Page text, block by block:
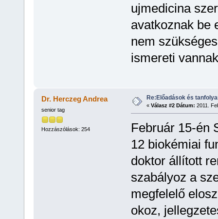
ujmedicina
avatkoznak be
nem
ismereti
Dr. Herczeg Andrea
senior tag
Hozzászólások: 254
Re:Előadások és
« Válasz #2 Dátum: 2011.
Február 15-én
12 biokémiai
doktor állított
szabályoz a
megfelelő
okoz,